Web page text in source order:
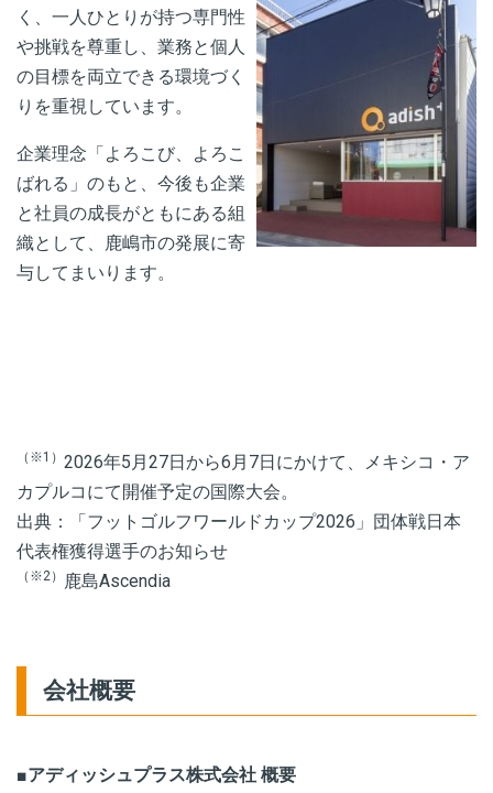
く、 一人ひとりが持つ専門性
や挑戦を尊重し、業務と個人
の目標を両立できる環境づく
りを重視しています。
企業理念「よろこび、よろこ
ばれる」のもと、今後も企業
と社員の成長がともにある組
織として、鹿嶋市の発展に寄
与してまいります。
（※1） 2026年5月27日から6月7日にかけて、メキシコ・ア
カプルコにて開催予定の国際大会。
出典：
「フットゴルフワールドカップ2026」団体戦日本
代表権獲得選手のお知らせ
（※2） 鹿島Ascendia
会社概要
■アディッシュプラス株式会社 概要